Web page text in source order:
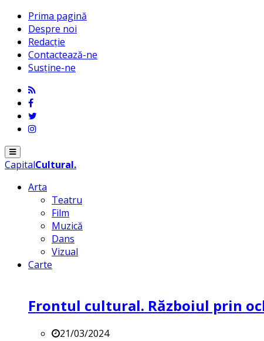
Prima pagină
Despre noi
Redacție
Contactează-ne
Susține-ne
Menu
CapitalCultural.
Arta
Teatru
Film
Muzică
Dans
Vizual
Carte
Frontul cultural. Războiul prin
21/03/2024